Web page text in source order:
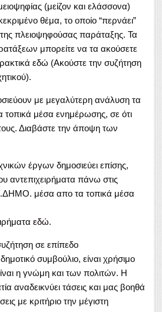
(μείζον και ελάσσονα)
θέμα, το οποίο “περνάει”
πλειοψηφούσας παράταξης. Τα
μπορείτε να τα ακούσετε
εδώ (Ακούστε την συζήτηση
με μεγαλύτερη ανάλυση τα
τοπικά μέσα ενημέρωσης, σε ότι
Διαβάστε την άποψη των
έργων δημοσιεύει επίσης,
αντεπιχειρήματα πάνω στις
μέσα απο τα τοπικά μέσα
εδώ.
σε επίπεδο
συμβούλιο, είναι χρήσιμο
η γνώμη και των πολιτών. Η
αναδεικνύει τάσεις και μας βοηθά
με κριτήριο την μέγιστη